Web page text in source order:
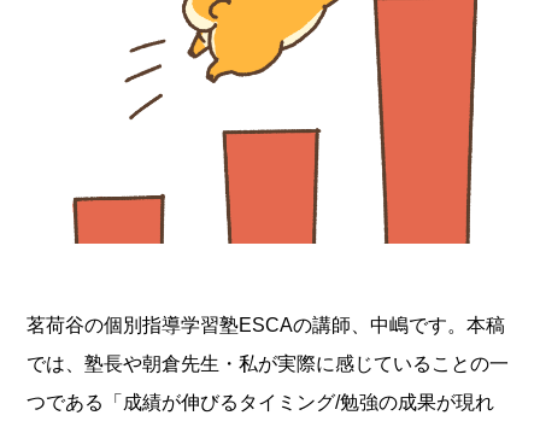
茗荷谷の個別指導学習塾ESCAの講師、中嶋です。本稿
では、塾長や朝倉先生・私が実際に感じていることの一
つである「成績が伸びるタイミング/勉強の成果が現れ